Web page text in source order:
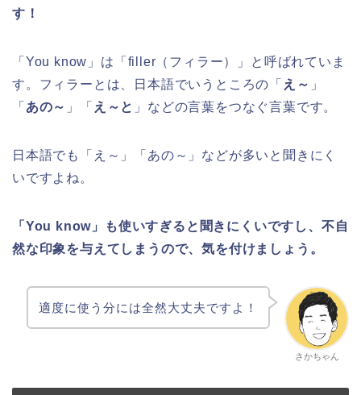
す！
「You know」は「filler（フィラー）」と呼ばれていま
す。フィラーとは、日本語でいうところの「 え～ 」
「 あの～ 」「 え～と 」などの言葉をつなぐ言葉です。
日本語でも「え～」「あの～」などが多いと聞きにく
いですよね。
「You know」も使いすぎると聞きにくいですし、不自
然な印象を与えてしまうので、気を付けましょう。
さかちゃん
適度に使う分には全然大丈夫ですよ！